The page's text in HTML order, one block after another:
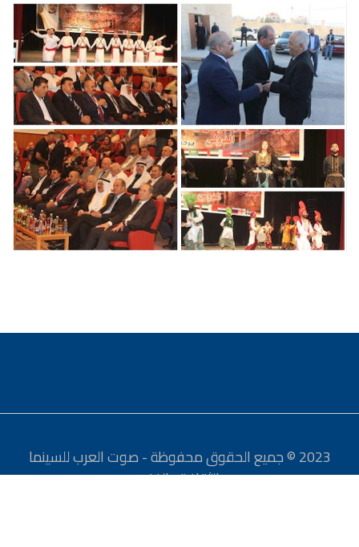
2023 © جميع الحقوق محفوظة - صوت العرب للسينما
والثقافة والفنون